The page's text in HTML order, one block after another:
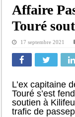
Ousmane Sonko crache
Élections municipales :
Tivaouane : les
Affaire
Touré
17 septembre 2021
L’ex capitaine
Touré s’est
soutien à
trafic de